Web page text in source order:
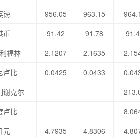
镑
956.05 963.15
币
91.42 91.78
福林
2.1207 2.1635
卢比
0.0425 0.0433
谢克尔
卢比
元
4.7935 4.8306